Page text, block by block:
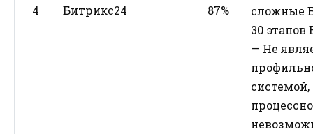
4 Битрикс24 87%
сложные
30 этапов
— Не